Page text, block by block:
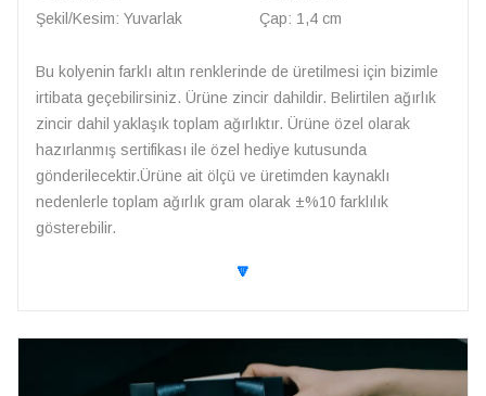
Şekil/Kesim: Yuvarlak
Çap: 1,4 cm
Bu kolyenin farklı altın renklerinde de üretilmesi için bizimle
irtibata geçebilirsiniz. Ürüne zincir dahildir. Belirtilen ağırlık
zincir dahil yaklaşık toplam ağırlıktır. Ürüne özel olarak
hazırlanmış sertifikası ile özel hediye kutusunda
gönderilecektir.Ürüne ait ölçü ve üretimden kaynaklı
nedenlerle toplam ağırlık gram olarak ±%10 farklılık
gösterebilir.
🔽